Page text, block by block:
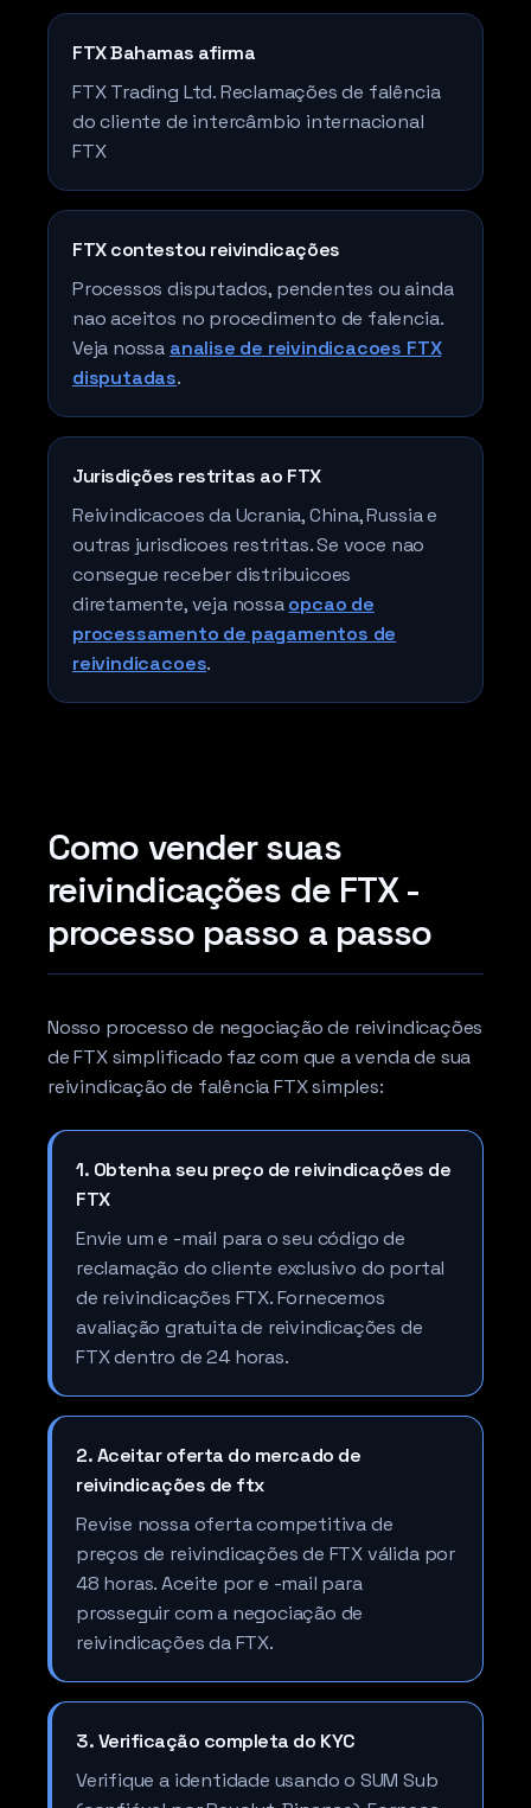
FTX Bahamas afirma
FTX Trading Ltd. Reclamações de falência
do cliente de intercâmbio internacional
FTX
FTX contestou reivindicações
Processos disputados, pendentes ou ainda
nao aceitos no procedimento de falencia.
Veja nossa analise de reivindicacoes FTX
disputadas.
Jurisdições restritas ao FTX
Reivindicacoes da Ucrania, China, Russia e
outras jurisdicoes restritas. Se voce nao
consegue receber distribuicoes
diretamente, veja nossaopcao de
processamento de pagamentos de
reivindicacoes.
Como vender suas
reivindicações de FTX -
processo passo a passo
Nosso processo de negociação de reivindicações
de FTX simplificado faz com que a venda de sua
reivindicação de falência FTX simples:
1. Obtenha seu preço de reivindicações de
FTX
Envie um e -mail para o seu código de
reclamação do cliente exclusivo do portal
de reivindicações FTX. Fornecemos
avaliação gratuita de reivindicações de
FTX dentro de 24 horas.
2. Aceitar oferta do mercado de
reivindicações de ftx
Revise nossa oferta competitiva de
preços de reivindicações de FTX válida por
48 horas. Aceite por e -mail para
prosseguir com a negociação de
reivindicações da FTX.
3. Verificação completa do KYC
Verifique a identidade usando o SUM Sub